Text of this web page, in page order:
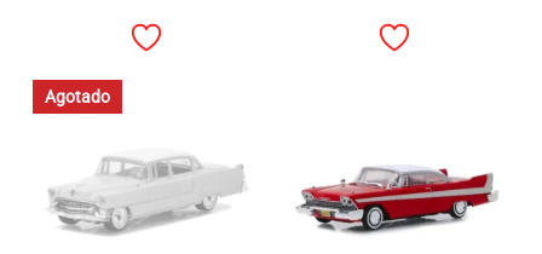
Agotado